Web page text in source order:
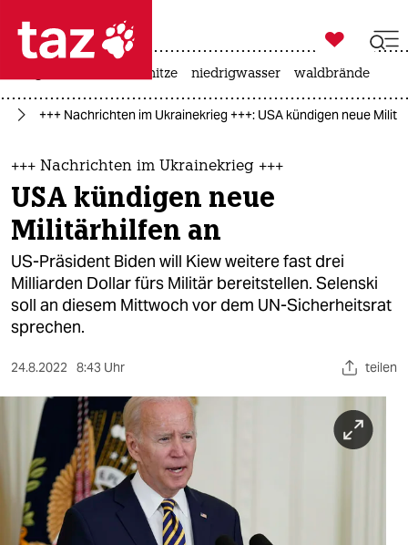
 taz zahl ich
taz zahl ich
themen
politik
öko
gesellschaft
kultur
sport
berlin
nord
wahrheit
verlag

taz zahl ich
hitze niedrigwasser waldbrände
+++ Nachrichten im Ukrainekrieg +++: USA kündigen neue
+++ Nachrichten im Ukrainekrieg +++
USA kündigen neue
Militärhilfen an
US-Präsident Biden will Kiew weitere fast drei
Milliarden Dollar fürs Militär bereitstellen. Selenski
soll an diesem Mittwoch vor dem UN-Sicherheitsrat
sprechen.
24.8.2022 8:43 Uhr teilen